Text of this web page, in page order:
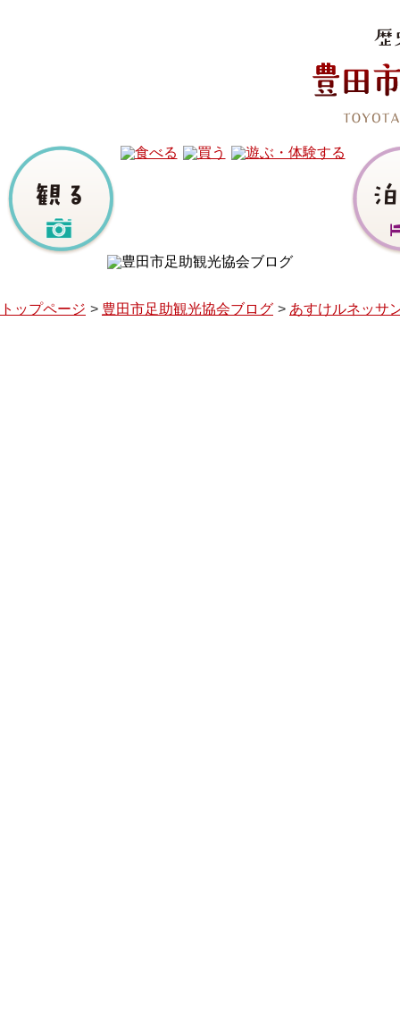
トップページ 豊田市足助観光協会ブログ あすけルネッサ